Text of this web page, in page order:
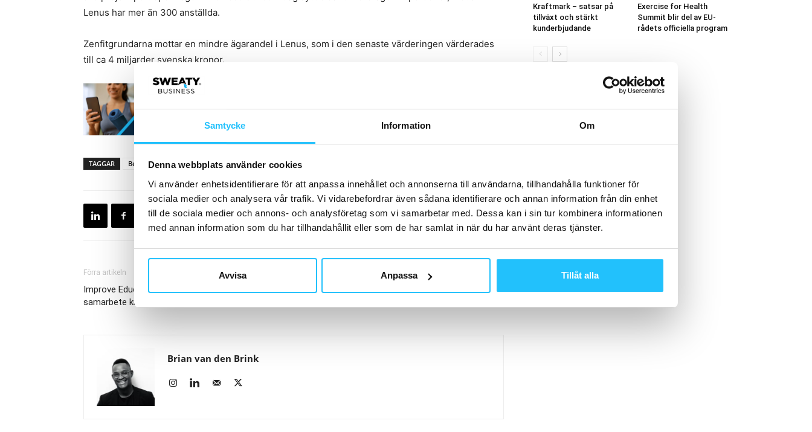
Samtycke Information Om
Denna webbplats använder cookies
Vi använder enhetsidentifierare för att anpassa innehållet och annonserna till användarna, tillhandahålla funktioner för
sociala medier och analysera vår trafik. Vi vidarebefordrar även sådana identifierare och annan information från din enhet
till de sociala medier och annons- och analysföretag som vi samarbetar med. Dessa kan i sin tur kombinera informationen
med annan information som du har tillhandahållit eller som de har samlat in när du har använt deras tjänster.
Avvisa Anpassa Tillåt alla
Lenus har mer än 300 anställda.
Zenfitgrundarna mottar en mindre ägarandel i Lenus, som i den senaste värderingen värderades
till ca 4 miljarder svenska kronor.
TAGGAR Bertram Thorslund Lasse Stokholm Lenus Mathias Lund
Förra artikeln
Improve Educations och Kristina Andersson i
samarbete kring ny Lic. Kostrådgivarutbildning
Friskis tar med gymmet på skolgårdsturné
Brian van den Brink
Kraftmark – satsar på
tillväxt och stärkt
kunderbjudande
Exercise for Health
Summit blir del av EU-
rådets officiella program